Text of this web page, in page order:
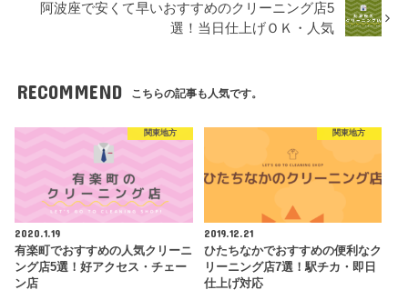
阿波座で安くて早いおすすめのクリーニング店5
選！当日仕上げＯＫ・人気
RECOMMEND こちらの記事も人気です。
関東地方
2020.1.19
有楽町でおすすめの人気クリーニ
ング店5選！好アクセス・チェー
ン店
関東地方
2019.12.21
ひたちなかでおすすめの便利なク
リーニング店7選！駅チカ・即日
仕上げ対応